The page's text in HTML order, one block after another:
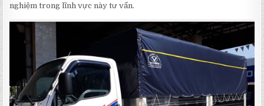
nghiệm trong lĩnh vực này tư vấn.